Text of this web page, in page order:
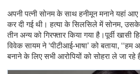
अपनी पत्नी सोनम के साथ हनीमून मनाने यहां आए
कर दी गई थी। हत्या के सिलसिले में सोनम,
तीन अन्य को गिरफ्तार किया गया है।पूर्वी खासी
विवेक सायम ने ‘पीटीआई-भाषा’ को बताया,
बनाने के लिए सभी आरोपियों को सोहरा ले जा रहे